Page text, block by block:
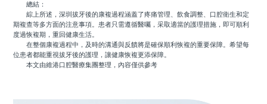
總結：
綜上所述，深圳拔牙後的康複過程涵蓋了疼痛管理、飲食調整、口腔衛生和定
期複查等多方面的注意事項。患者只需遵循醫囑，采取適當的護理措施，即可順利
度過恢複期，重回健康生活。
在整個康複過程中，及時的溝通與反饋將是確保順利恢複的重要保障。希望每
位患者都能重視拔牙後的護理，讓健康恢複更添保障。
本文由維港口腔醫療集團整理，內容僅供參考